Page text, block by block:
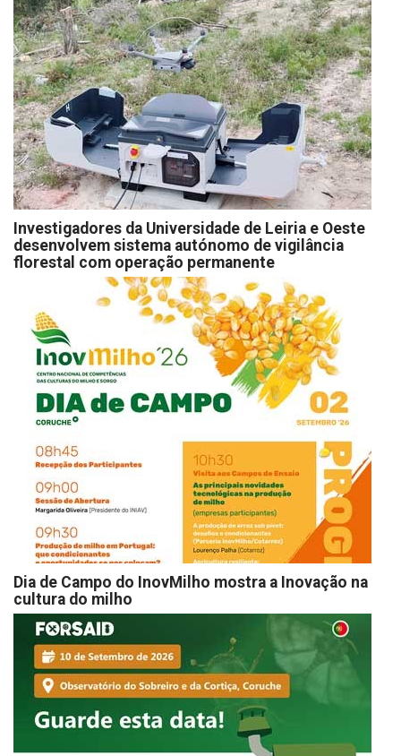
Investigadores da Universidade de Leiria e Oeste
desenvolvem sistema autónomo de vigilância
florestal com operação permanente
Dia de Campo do InovMilho mostra a Inovação na
cultura do milho